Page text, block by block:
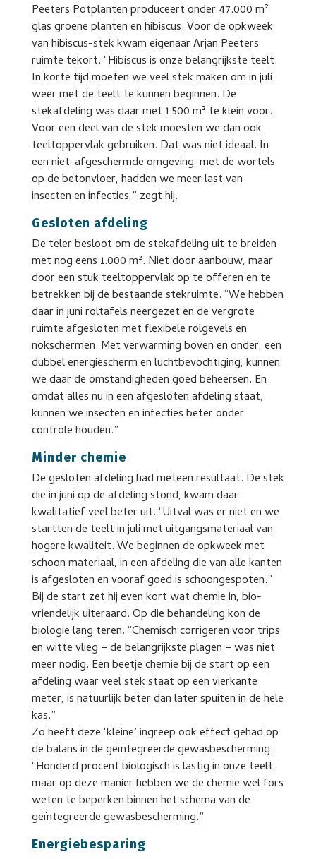
Peeters Potplanten produceert onder 47.000 m²
glas groene planten en hibiscus. Voor de opkweek
van hibiscus-stek kwam eigenaar Arjan Peeters
ruimte tekort. “Hibiscus is onze belangrijkste teelt.
In korte tijd moeten we veel stek maken om in juli
weer met de teelt te kunnen beginnen. De
stekafdeling was daar met 1.500 m² te klein voor.
Voor een deel van de stek moesten we dan ook
teeltoppervlak gebruiken. Dat was niet ideaal. In
een niet-afgeschermde omgeving, met de wortels
op de betonvloer, hadden we meer last van
insecten en infecties,” zegt hij.
Gesloten afdeling
De teler besloot om de stekafdeling uit te breiden
met nog eens 1.000 m². Niet door aanbouw, maar
door een stuk teeltoppervlak op te offeren en te
betrekken bij de bestaande stekruimte. “We hebben
daar in juni roltafels neergezet en de vergrote
ruimte afgesloten met flexibele rolgevels en
nokschermen. Met verwarming boven en onder, een
dubbel energiescherm en luchtbevochtiging, kunnen
we daar de omstandigheden goed beheersen. En
omdat alles nu in een afgesloten afdeling staat,
kunnen we insecten en infecties beter onder
controle houden.”
Minder chemie
De gesloten afdeling had meteen resultaat. De stek
die in juni op de afdeling stond, kwam daar
kwalitatief veel beter uit. “Uitval was er niet en we
startten de teelt in juli met uitgangsmateriaal van
hogere kwaliteit. We beginnen de opkweek met
schoon materiaal, in een afdeling die van alle kanten
is afgesloten en vooraf goed is schoongespoten.”
Bij de start zet hij even kort wat chemie in, bio-
vriendelijk uiteraard. Op die behandeling kon de
biologie lang teren. “Chemisch corrigeren voor trips
en witte vlieg − de belangrijkste plagen − was niet
meer nodig. Een beetje chemie bij de start op een
afdeling waar veel stek staat op een vierkante
meter, is natuurlijk beter dan later spuiten in de hele
kas.”
Zo heeft deze ‘kleine’ ingreep ook effect gehad op
de balans in de geïntegreerde gewasbescherming.
“Honderd procent biologisch is lastig in onze teelt,
maar op deze manier hebben we de chemie wel fors
weten te beperken binnen het schema van de
geïntegreerde gewasbescherming.”
Energiebesparing